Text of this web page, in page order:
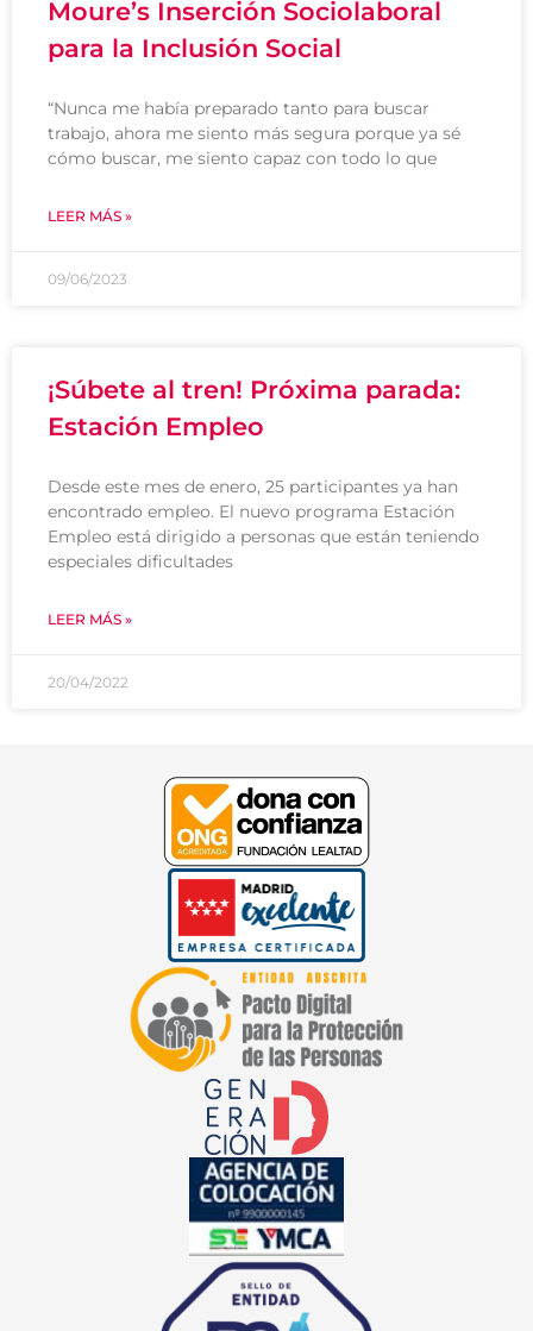
Moure’s Inserción Sociolaboral
para la Inclusión Social
“Nunca me había preparado tanto para buscar
trabajo, ahora me siento más segura porque ya sé
cómo buscar, me siento capaz con todo lo que
LEER MÁS »
09/06/2023
¡Súbete al tren! Próxima parada:
Estación Empleo
Desde este mes de enero, 25 participantes ya han
encontrado empleo. El nuevo programa Estación
Empleo está dirigido a personas que están teniendo
especiales dificultades
LEER MÁS »
20/04/2022